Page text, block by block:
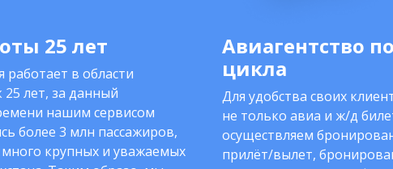
25 лет
в области
лет, за данный
нашим сервисом
более 3 млн пассажиров,
крупных и уважаемых
Авиагентство
цикла
Для удобства своих
не только авиа и ж/д
осуществляем
прилёт/вылет,